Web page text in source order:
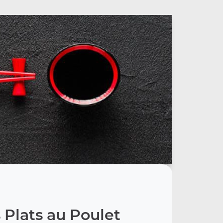
Plats au Poulet